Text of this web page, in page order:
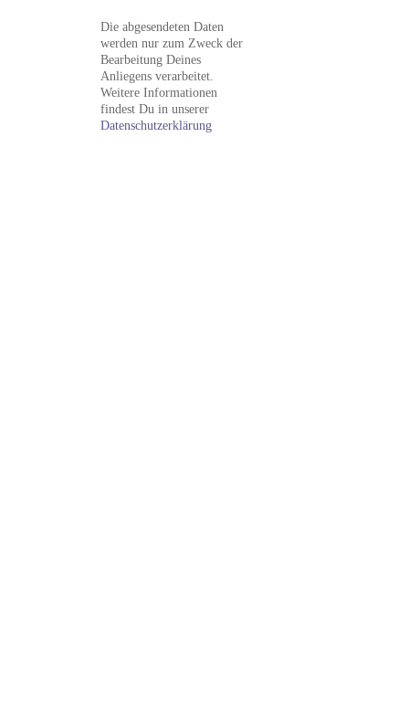
Die abgesendeten Daten
werden nur zum Zweck der
Bearbeitung Deines
Anliegens verarbeitet.
Weitere Informationen
findest Du in unserer
Datenschutzerklärung